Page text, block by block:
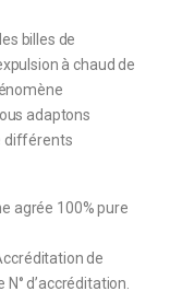
billes de
à chaud de
adaptons
différents
agrée 100% pure
de
d’accréditation.